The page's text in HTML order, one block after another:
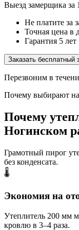
Выезд замерщика за
Не платите за
Точная цена в
Гарантия 5 лет
Заказать бесплатный
Перезвоним в
Почему выбирают
Почему
Ногинском
Грамотный пирог
без конденсата.
🌡️
Экономия на
Утеплитель 200 мм
кровлю в 3–4 раза.